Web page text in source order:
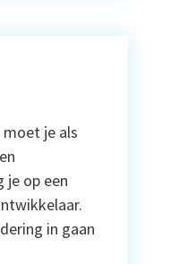
je als
je op een
in gaan